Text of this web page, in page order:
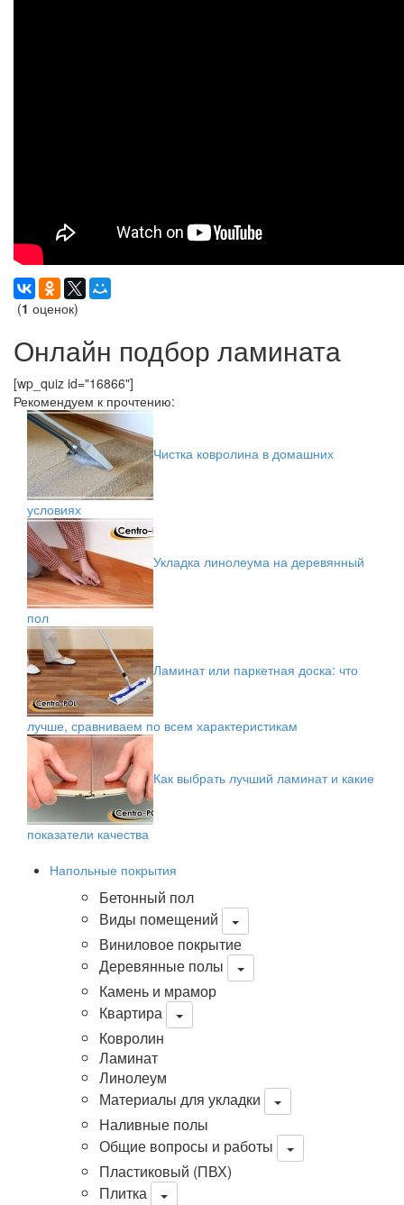
(1 оценок)
Онлайн подбор ламината
[wp_quiz id="16866"]
Рекомендуем к прочтению:
Чистка ковролина в домашних
условиях
Укладка линолеума на деревянный
пол
Ламинат или паркетная доска: что
лучше, сравниваем по всем характеристикам
Как выбрать лучший ламинат и какие
показатели качества
Напольные покрытия
Бетонный пол
Виды помещений
Виниловое покрытие
Деревянные полы
Камень и мрамор
Квартира
Ковролин
Ламинат
Линолеум
Материалы для укладки
Наливные полы
Общие вопросы и работы
Пластиковый (ПВХ)
Плитка